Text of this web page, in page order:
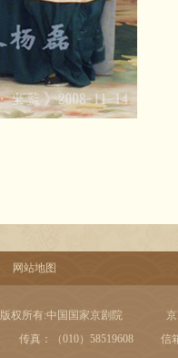
网站地图
版权所有:中国国家京剧院
传真：（010）58519608 信